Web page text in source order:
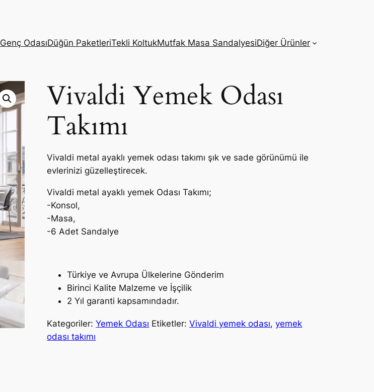
Genç OdasıDüğün PaketleriTekli KoltukMutfak Masa SandalyesiDiğer Ürünler
Vivaldi Yemek Odası
Takımı
Vivaldi metal ayaklı yemek odası takımı şık ve sade görünümü ile
evlerinizi güzelleştirecek.
Vivaldi metal ayaklı yemek Odası Takımı;
-Konsol,
-Masa,
-6 Adet Sandalye
Türkiye ve Avrupa Ülkelerine Gönderim
Birinci Kalite Malzeme ve İşçilik
2 Yıl garanti kapsamındadır.
Kategoriler:Yemek Odası Etiketler:Vivaldi yemek odası,yemek
odası takımı